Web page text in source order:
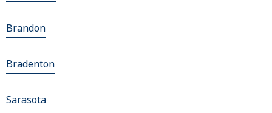
Brandon
Bradenton
Sarasota